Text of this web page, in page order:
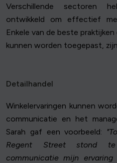
Verschillende sectoren
ontwikkeld om effectief
Enkele van de beste
kunnen worden toegepast,
Detailhandel
Winkelervaringen kunnen
communicatie en het
Sarah gaf een voorbeeld:
Regent Street stond
communicatie mijn